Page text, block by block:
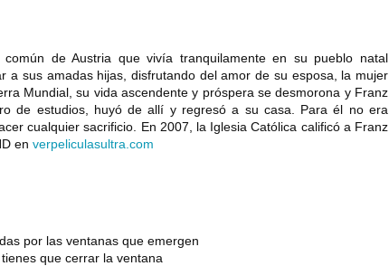
de Austria que vivía tranquilamente en su pueblo natal
a sus amadas hijas, disfrutando del amor de su esposa, la mujer
Mundial, su vida ascendente y próspera se desmorona y Franz
de estudios, huyó de allí y regresó a su casa. Para él no era
cualquier sacrificio. En 2007, la Iglesia Católica calificó a Franz
en verpeliculasultra com
por las ventanas que emergen
que cerrar la ventana